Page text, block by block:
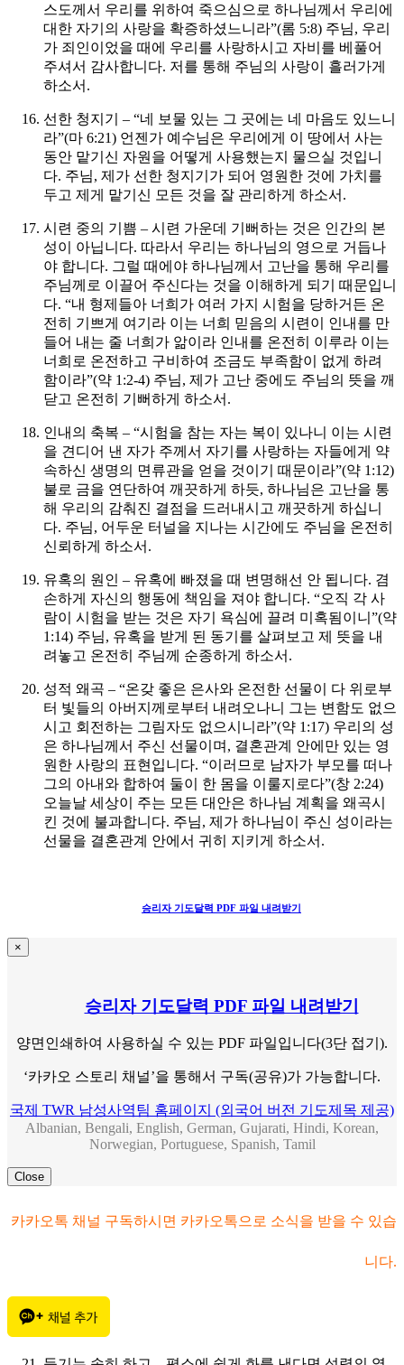
스도께서 우리를 위하여 죽으심으로 하나님께서 우리에
대한 자기의 사랑을 확증하셨느니라”(롬 5:8) 주님, 우리
가 죄인이었을 때에 우리를 사랑하시고 자비를 베풀어
주셔서 감사합니다. 저를 통해 주님의 사랑이 흘러가게
하소서.
선한 청지기 – “네 보물 있는 그 곳에는 네 마음도 있느니
라”(마 6:21) 언젠가 예수님은 우리에게 이 땅에서 사는
동안 맡기신 자원을 어떻게 사용했는지 물으실 것입니
다. 주님, 제가 선한 청지기가 되어 영원한 것에 가치를
두고 제게 맡기신 모든 것을 잘 관리하게 하소서.
시련 중의 기쁨 – 시련 가운데 기뻐하는 것은 인간의 본
성이 아닙니다. 따라서 우리는 하나님의 영으로 거듭나
야 합니다. 그럴 때에야 하나님께서 고난을 통해 우리를
주님께로 이끌어 주신다는 것을 이해하게 되기 때문입니
다. “내 형제들아 너희가 여러 가지 시험을 당하거든 온
전히 기쁘게 여기라 이는 너희 믿음의 시련이 인내를 만
들어 내는 줄 너희가 앎이라 인내를 온전히 이루라 이는
너희로 온전하고 구비하여 조금도 부족함이 없게 하려
함이라”(약 1:2-4) 주님, 제가 고난 중에도 주님의 뜻을 깨
닫고 온전히 기뻐하게 하소서.
인내의 축복 – “시험을 참는 자는 복이 있나니 이는 시련
을 견디어 낸 자가 주께서 자기를 사랑하는 자들에게 약
속하신 생명의 면류관을 얻을 것이기 때문이라”(약 1:12)
불로 금을 연단하여 깨끗하게 하듯, 하나님은 고난을 통
해 우리의 감춰진 결점을 드러내시고 깨끗하게 하십니
다. 주님, 어두운 터널을 지나는 시간에도 주님을 온전히
신뢰하게 하소서.
유혹의 원인 – 유혹에 빠졌을 때 변명해선 안 됩니다. 겸
손하게 자신의 행동에 책임을 져야 합니다. “오직 각 사
람이 시험을 받는 것은 자기 욕심에 끌려 미혹됨이니”(약
1:14) 주님, 유혹을 받게 된 동기를 살펴보고 제 뜻을 내
려놓고 온전히 주님께 순종하게 하소서.
성적 왜곡 – “온갖 좋은 은사와 온전한 선물이 다 위로부
터 빛들의 아버지께로부터 내려오나니 그는 변함도 없으
시고 회전하는 그림자도 없으시니라”(약 1:17) 우리의 성
은 하나님께서 주신 선물이며, 결혼관계 안에만 있는 영
원한 사랑의 표현입니다. “이러므로 남자가 부모를 떠나
그의 아내와 합하여 둘이 한 몸을 이룰지로다”(창 2:24)
오늘날 세상이 주는 모든 대안은 하나님 계획을 왜곡시
킨 것에 불과합니다. 주님, 제가 하나님이 주신 성이라는
선물을 결혼관계 안에서 귀히 지키게 하소서.
승리자 기도달력 PDF 파일 내려받기
×
승리자 기도달력 PDF 파일 내려받기
양면인쇄하여 사용하실 수 있는 PDF 파일입니다(3단 접기).
‘카카오 스토리 채널’을 통해서 구독(공유)가 가능합니다.
국제 TWR 남성사역팀 홈페이지 (외국어 버전 기도제목 제공)
Albanian, Bengali, English, German, Gujarati, Hindi, Korean,
Norwegian, Portuguese, Spanish, Tamil
Close
카카오톡 채널 구독하시면 카카오톡으로 소식을 받을 수 있습
니다.